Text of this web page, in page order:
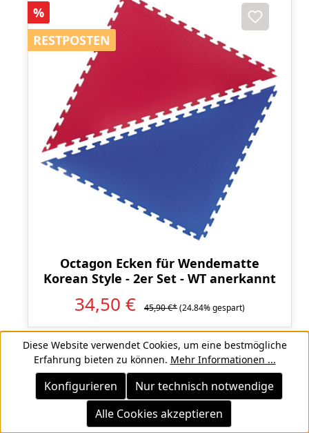
Rabatt
%
RESTPOSTEN
RESTPOSTEN
Octagon Ecken für Wendematte
Korean Style - 2er Set - WT anerkannt
34,50 € 45,90 €*(24.84% gespart)
Rabatt
RESTPOSTEN
RESTPOSTEN
Diese Website verwendet Cookies, um eine bestmögliche
Erfahrung bieten zu können. Mehr Informationen ...
Nur technisch notwendige
Konfigurieren
Alle Cookies akzeptieren